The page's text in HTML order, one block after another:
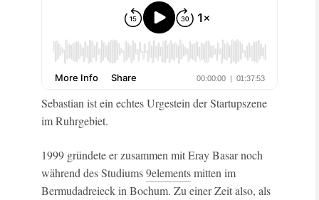
Sebastian ist ein echtes Urgestein der Startupszene
im Ruhrgebiet.
1999 gründete er zusammen mit Eray Basar noch
während des Studiums9elementsmitten im
Bermudadreieck in Bochum. Zu einer Zeit also, als